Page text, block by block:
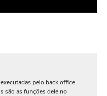
pelo back office
são as funções dele no